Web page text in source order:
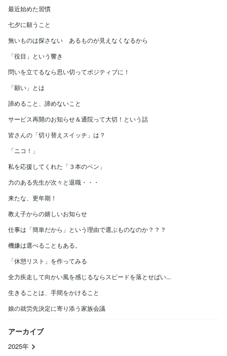
最近始めた習慣
七夕に願うこと
無いものは探さない あるものが見えなくなるから
「役目」という響き
問いを立てるなら思い切ってポジティブに！
「願い」とは
諦めること、諦めないこと
サービス再開のお知らせ＆通院って大切！という話
皆さんの「切り替えスイッチ」は？
「ニコ！」
私を応援してくれた「３本のペン」
力のある先生が次々と退職・・・
来たな、更年期！
教え子からの嬉しいお知らせ
仕事は「簡単だから」という理由で選ぶものなのか？？？
機嫌は選べることもある。
「休憩リスト」を作ってみる
全力疾走して向かい風を感じるならスピードを落とせばい...
生きることは、手間をかけること
娘の就労先決定に寄り添う家族会議
アーカイブ
2025年